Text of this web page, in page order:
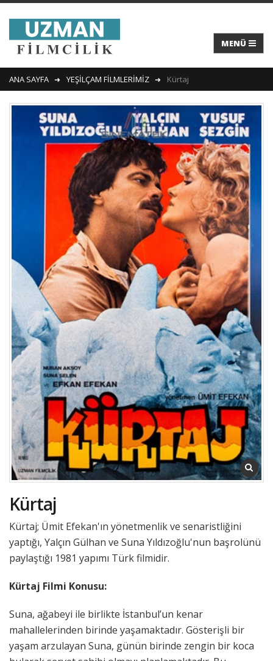
ANA SAYFA YEŞİLÇAM FİLMLERİMİZ Kürtaj
Kürtaj
Kürtaj; Ümit Efekan'ın yönetmenlik ve senaristliğini
yaptığı, Yalçın Gülhan ve Suna Yıldızoğlu'nun başrolünü
paylaştığı 1981 yapımı Türk filmidir.
Kürtaj Filmi Konusu:
Suna, ağabeyi ile birlikte İstanbul’un kenar
mahallelerinden birinde yaşamaktadır. Gösterişli bir
yaşam arzulayan Suna, günün birinde zengin bir koca